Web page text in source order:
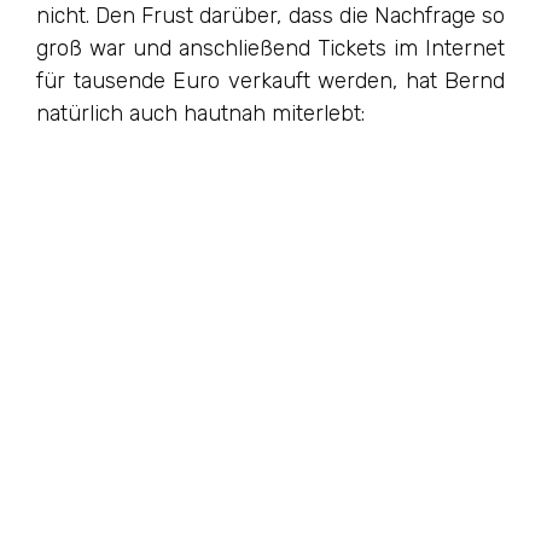
nicht. Den Frust darüber, dass die Nachfrage so
groß war und anschließend Tickets im Internet
für tausende Euro verkauft werden, hat Bernd
natürlich auch hautnah miterlebt: